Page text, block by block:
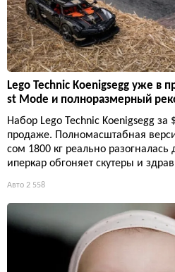
Lego Technic Koenigsegg уже в
st Mode и полноразмерный
Набор Lego Technic Koenigsegg
продаже. Полномасштабная
сом 1800 кг реально
иперкар обгоняет скутеры и
Авто 2 558